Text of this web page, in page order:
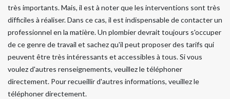
très importants. Mais, il est à noter que les interventions sont très
difficiles à réaliser. Dans ce cas, il est indispensable de contacter un
professionnel en la matière. Un plombier devrait toujours s'occuper
de ce genre de travail et sachez qu'il peut proposer des tarifs qui
peuvent être très intéressants et accessibles à tous. Si vous
voulez d'autres renseignements, veuillez le téléphoner
directement. Pour recueillir d'autres informations, veuillez le
téléphoner directement.